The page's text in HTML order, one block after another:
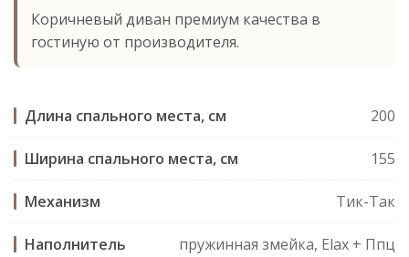
Коричневый диван премиум качества в
гостиную от производителя.
Длина спального места, см 200
Ширина спального места, см 155
Механизм Тик-Так
Наполнитель пружинная змейка, Elax + Ппц